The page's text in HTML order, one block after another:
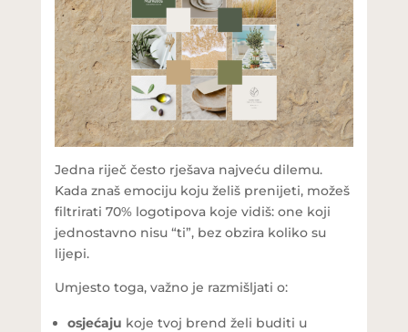
Jedna riječ često rješava najveću dilemu.
Kada znaš emociju koju želiš prenijeti, možeš
filtrirati 70% logotipova koje vidiš: one koji
jednostavno nisu “ti”, bez obzira koliko su
lijepi.
Umjesto toga, važno je razmišljati o:
osjećaju koje tvoj brend želi buditi u